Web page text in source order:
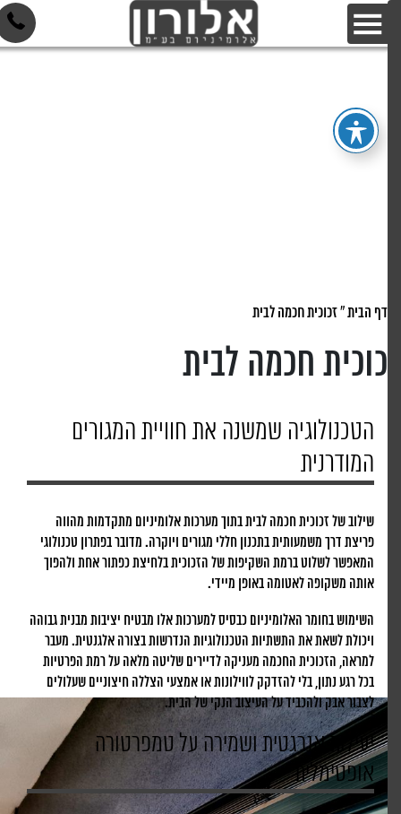
דף הבית»זכוכית חכמה לבית
חכמה לבית
הטכנולוגיה שמשנה את חוויית המגורים
המודרנית
שילוב של זכוכית חכמה לבית בתוך מערכות אלומיניום מתקדמות מהווה
פריצת דרך משמעותית בתכנון חללי מגורים ויוקרה. מדובר בפתרון טכנולוגי
המאפשר לשלוט ברמת השקיפות של הזכוכית בלחיצת כפתור אחת ולהפוך
אותה משקופה לאטומה באופן מיידי.
השימוש בחומר האלומיניום כבסיס למערכות אלו מבטיח יציבות מבנית גבוהה
ויכולת לשאת את התשתיות הטכנולוגיות הנדרשות בצורה אלגנטית. מעבר
למראה, הזכוכית החכמה מעניקה לדיירים שליטה מלאה על רמת הפרטיות
בכל רגע נתון, בלי להזדקק לווילונות או אמצעי הצללה חיצוניים שעלולים
לצבור אבק ולהכביד על העיצוב הנקי של הבית.
יעילות אנרגטית ושמירה על טמפרטורה
אופטימלית